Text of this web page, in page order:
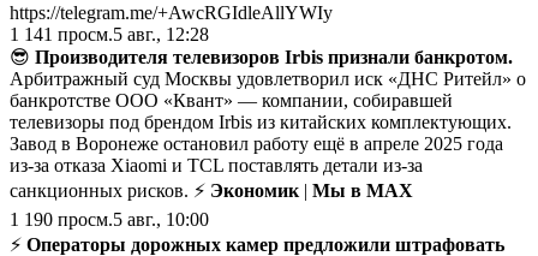
https://telegram.me/+AwcRGIdleAllYWIy
1 141 просм.5 авг., 12:28
😎 Производителя телевизоров Irbis признали банкротом.
Арбитражный суд Москвы удовлетворил иск «ДНС Ритейл» о
банкротстве ООО «Квант» — компании, собиравшей
телевизоры под брендом Irbis из китайских комплектующих.
Завод в Воронеже остановил работу ещё в апреле 2025 года
из-за отказа Xiaomi и TCL поставлять детали из-за
санкционных рисков. ⚡ Экономик | Мы в MAX
1 190 просм.5 авг., 10:00
⚡️ Операторы дорожных камер предложили штрафовать